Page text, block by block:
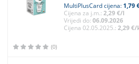
MultiPlusCard cijena: 1,79
Cijena za j.m.:2,29 €/l
Vrijedi do:06.09.2026
Cijena 02.05.2025.:2,29 €/
(0)